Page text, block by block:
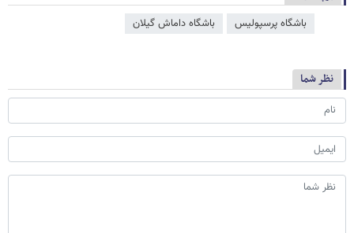
باشگاه پرسپولیس باشگاه داماش گیلان
نظر شما